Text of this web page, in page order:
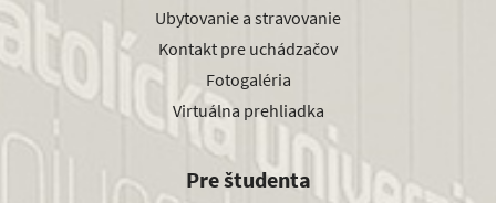
Ubytovanie a stravovanie
Kontakt pre uchádzačov
Fotogaléria
Virtuálna prehliadka
Pre študenta